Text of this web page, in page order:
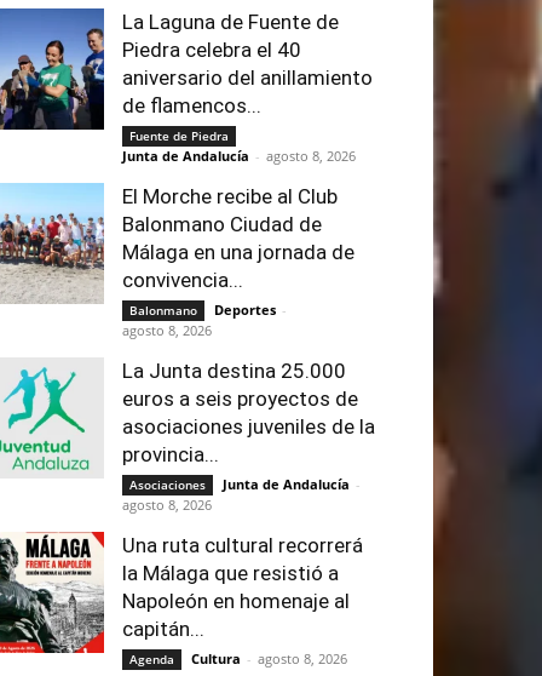
La Laguna de Fuente de
Piedra celebra el 40
aniversario del anillamiento
de flamencos...
Fuente de Piedra
Junta de Andalucía - agosto 8, 2026
El Morche recibe al Club
Balonmano Ciudad de
Málaga en una jornada de
convivencia...
Balonmano Deportes -
agosto 8, 2026
La Junta destina 25.000
euros a seis proyectos de
asociaciones juveniles de la
provincia...
Asociaciones Junta de Andalucía -
agosto 8, 2026
Una ruta cultural recorrerá
la Málaga que resistió a
Napoleón en homenaje al
capitán...
Agenda Cultura - agosto 8, 2026